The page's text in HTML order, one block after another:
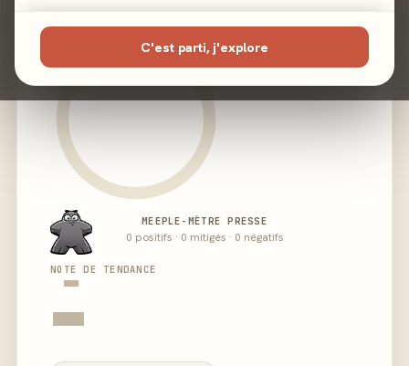
C'est parti, j'explore
-
MEEPLE-MÈTRE PRESSE
0 positifs · 0 mitigés · 0 négatifs
NOTE DE TENDANCE
-